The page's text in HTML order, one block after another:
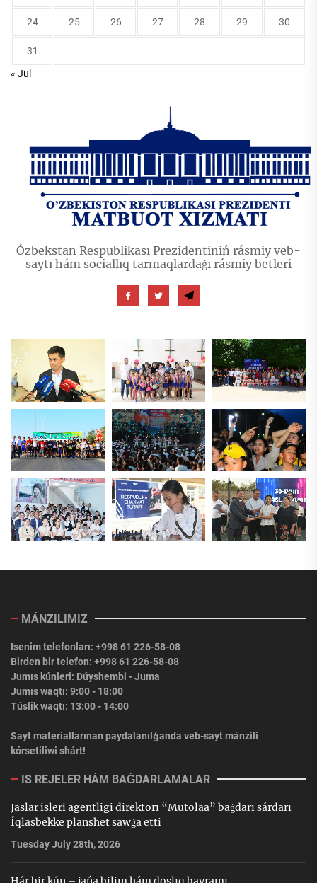
24 25 26 27 28 29 30
31
« Jul
Ózbekstan Respublikası Prezidentiniń rásmiy veb-
saytı hám sociallıq tarmaqlardaǵı rásmiy betleri
MÁNZILIMIZ
Isenim telefonları: +998 61 226-58-08
Birden bir telefon: +998 61 226-58-08
Jumıs kúnleri: Dúyshembi - Juma
Jumıs waqtı: 9:00 - 18:00
Túslik waqtı: 13:00 - 14:00
Sayt materiallarınan paydalanılǵanda veb-sayt mánzili
kórsetiliwi shárt!
IS REJELER HÁM BAǴDARLAMALAR
Jaslar isleri agentligi direktorı “Mutolaa” baǵdarı sárdarı
Íqlasbekke planshet sawǵa etti
Tuesday July 28th, 2026